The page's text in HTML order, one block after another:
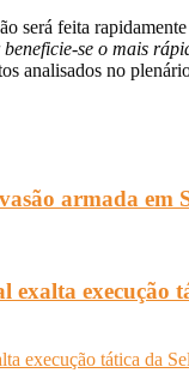
será feita
se o mais
analisados no
armada em
execução